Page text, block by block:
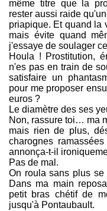
même titre que la
rester aussi raide
priapique. Et quand la
mais évite quand
j'essaye de soulager
Houla ! Prostitution,
n'es pas en train de
satisfaire un
pour me proposer
euros ?
Le diamètre des ses
Non, rassure toi… ma
mais rien de plus,
charognes
annonça-t-il
Pas de mal.
On roula sans plus se
Dans ma main
petit bras chétif de
jusqu'à Pontaubault.